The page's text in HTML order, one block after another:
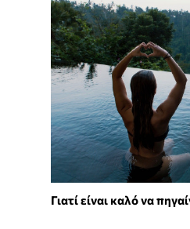
Γιατί είναι καλό να